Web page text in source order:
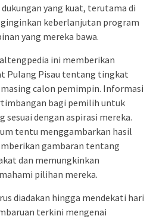
yang kuat, terutama di
keberlanjutan program
yang mereka bawa.
ini memberikan
Pulang Pisau tentang tingkat
calon pemimpin. Informasi
bagi pemilih untuk
dengan aspirasi mereka.
tentu menggambarkan hasil
gambaran tentang
dan memungkinkan
pilihan mereka.
diadakan hingga mendekati hari
terkini mengenai